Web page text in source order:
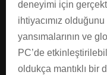
deneyimi için
ihtiyacımız
yansımalarının ve
PC’de
oldukça mantıklı bir